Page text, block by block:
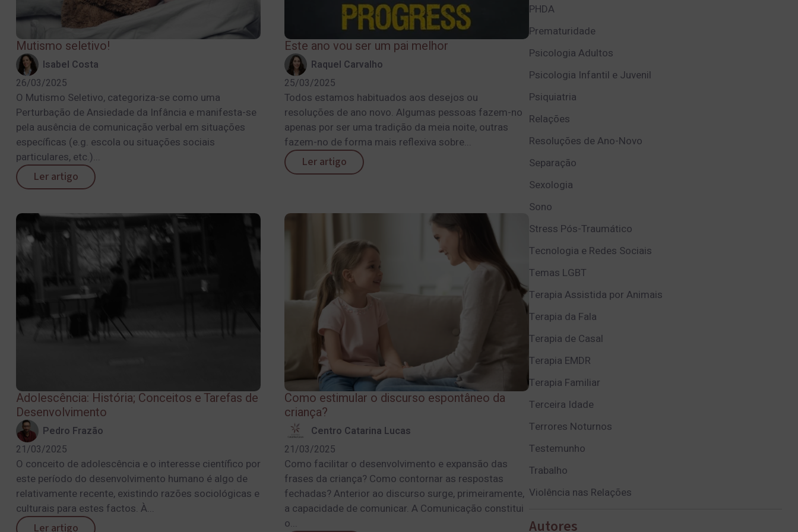
Mutismo seletivo!
Isabel Costa
26/03/2025
O Mutismo Seletivo, categoriza-se como uma
Perturbação de Ansiedade da Infância e manifesta-se
pela ausência de comunicação verbal em situações
específicas (e.g. escola ou situações sociais
particulares, etc.)...
Ler artigo
Este ano vou ser um pai melhor
Raquel Carvalho
25/03/2025
Todos estamos habituados aos desejos ou
resoluções de ano novo. Algumas pessoas fazem-no
apenas por ser uma tradição da meia noite, outras
fazem-no de forma mais reflexiva sobre...
Ler artigo
Adolescência: História; Conceitos e Tarefas de
Desenvolvimento
Pedro Frazão
21/03/2025
O conceito de adolescência e o interesse científico por
este período do desenvolvimento humano é algo de
relativamente recente, existindo razões sociológicas e
culturais para estes factos. À...
Ler artigo
Como estimular o discurso espontâneo da
criança?
Centro Catarina Lucas
21/03/2025
Como facilitar o desenvolvimento e expansão das
frases da criança? Como contornar as respostas
fechadas? Anterior ao discurso surge, primeiramente,
a capacidade de comunicar. A Comunicação constitui
o...
PHDA
Prematuridade
Psicologia Adultos
Psicologia Infantil e Juvenil
Psiquiatria
Relações
Resoluções de Ano-Novo
Separação
Sexologia
Sono
Stress Pós-Traumático
Tecnologia e Redes Sociais
Temas LGBT
Terapia Assistida por Animais
Terapia da Fala
Terapia de Casal
Terapia EMDR
Terapia Familiar
Terceira Idade
Terrores Noturnos
Testemunho
Trabalho
Violência nas Relações
Autores